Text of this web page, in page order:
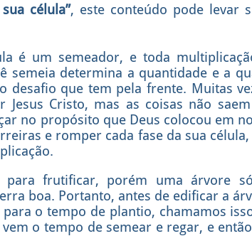
célula”, este conteúdo pode levar
é um semeador, e toda
semeia determina a quantidade e a
desafio que tem pela frente. Muitas
Jesus Cristo, mas as coisas não
no propósito que Deus colocou em
e romper cada fase da sua
para frutificar, porém uma árvore
boa. Portanto, antes de edificar a
para o tempo de plantio, chamamos
o tempo de semear e regar, e